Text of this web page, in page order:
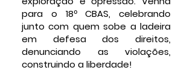
para o 18º CBAS, celebrando
junto com quem sobe a ladeira
em defesa dos direitos,
denunciando as violações,
construindo a liberdade!